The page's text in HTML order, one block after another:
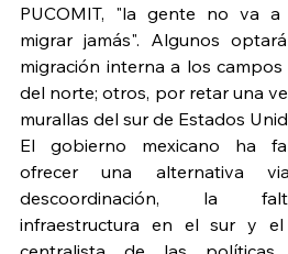
PUCOMIT, "la gente no va a
migrar jamás". Algunos
migración interna a los campos
del norte; otros, por retar una
murallas del sur de Estados
El gobierno mexicano ha
ofrecer una alternativa
descoordinación, la
infraestructura en el sur y el